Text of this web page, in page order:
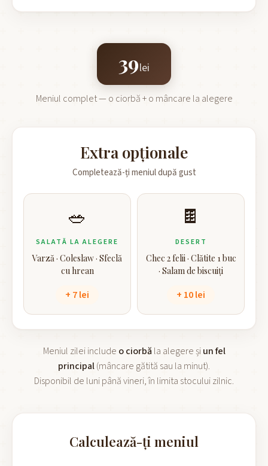
39lei
Meniul complet — o ciorbă + o mâncare la alegere
Extra opționale
Completează-ți meniul după gust
🥗
SALATĂ LA ALEGERE
Varză · Coleslaw · Sfeclă
cu hrean
+ 7 lei
🍫
DESERT
Chec 2 felii · Clătite 1 buc
· Salam de biscuiți
+ 10 lei
Meniul zilei include o ciorbă la alegere șiun fel
principal(mâncare gătită sau la minut).
Disponibil de luni până vineri, în limita stocului zilnic.
Calculează-ți meniul